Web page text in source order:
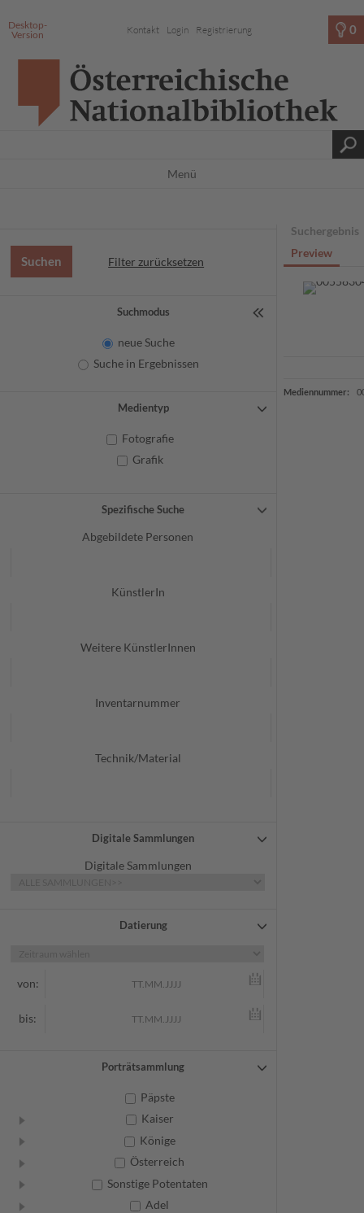
Desktop-
Version
Kontakt Login Registrierung 0
Menü
Filter zurücksetzen
Suchmodus
neue Suche
Suche in Ergebnissen
Medientyp
Fotografie
Grafik
Spezifische Suche
Abgebildete Personen
KünstlerIn
Weitere KünstlerInnen
Inventarnummer
Technik/Material
Digitale Sammlungen
Digitale Sammlungen
Datierung
von:
bis:
Porträtsammlung
Päpste
Kaiser
Könige
Österreich
Sonstige Potentaten
Adel
Suchergebnis
Preview
Mediennummer: